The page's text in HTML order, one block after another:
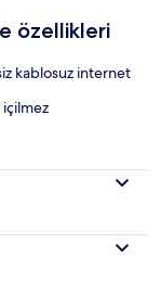
özellikleri
kablosuz internet
içilmez